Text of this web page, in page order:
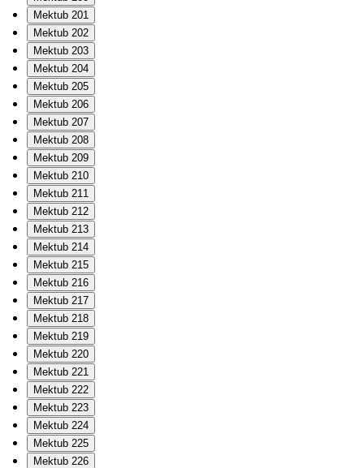
Mektub 201
Mektub 202
Mektub 203
Mektub 204
Mektub 205
Mektub 206
Mektub 207
Mektub 208
Mektub 209
Mektub 210
Mektub 211
Mektub 212
Mektub 213
Mektub 214
Mektub 215
Mektub 216
Mektub 217
Mektub 218
Mektub 219
Mektub 220
Mektub 221
Mektub 222
Mektub 223
Mektub 224
Mektub 225
Mektub 226